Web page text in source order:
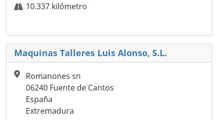
10.337 kilómetro
Maquinas Talleres Luis Alonso, S.L.
Romanones sn
06240 Fuente de Cantos
España
Extremadura